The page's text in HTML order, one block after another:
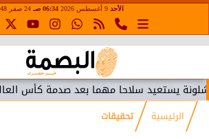
الأحد 9 أغسطس 2026 06:34 صـ 24 صفر 1448
سلاحا مهما بعد صدمة كأس العالم
الرئيسية تحقيقات